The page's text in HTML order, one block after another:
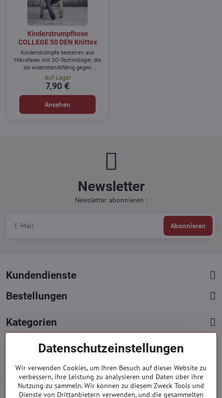
Kinderstrumpfhose
COLLEGE 50 DEN Knittex
Kinderstrümpfe bestehen aus
Mikrofaser mit 3D-Technologie, die
sie widerstandsfähig gegen
Beschädigungen macht.
Auf Lager
7,90 €
Ansehen
Newsletter
Newsletter abonnieren :
Abonnieren
Kundendienste
Bestellungen
Kategorien
Kontakte
+421 919 060 751
Mont. - Freit. : 9:00 - 15:00 hod.
info​​@everlady​​.eu
Datenschutzeinstellungen
Wir verwenden Cookies, um Ihren Besuch auf dieser Website zu
verbessern, ihre Leistung zu analysieren und Daten über ihre
Nutzung zu sammeln. Wir können zu diesem Zweck Tools und
Dienste von Drittanbietern verwenden, und die gesammelten